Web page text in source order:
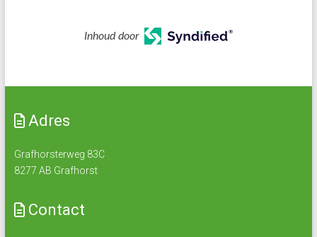
Inhoud door
Adres
Grafhorsterweg 83C
8277 AB Grafhorst
Contact